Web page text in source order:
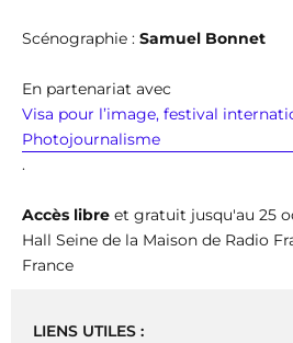
Scénographie : Samuel Bonnet
En partenariat avec
Visa pour l’image, festival
Photojournalisme
.
Accès libre et gratuit jusqu'au 25
Hall Seine de la Maison de Radio
France
LIENS UTILES :